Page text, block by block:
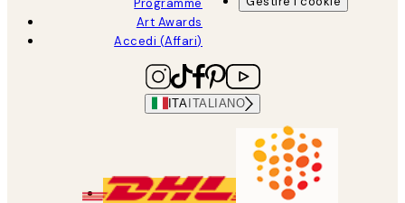
Art Awards
Accedi (Affari)
ITA ITALIANO